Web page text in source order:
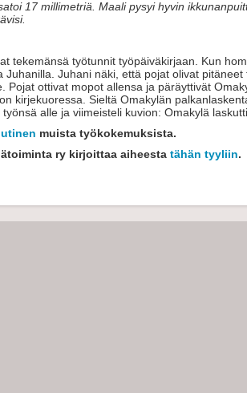
17 millimetriä. Maali pysyi hyvin
tekemänsä työtunnit työpäiväkirjaan. Kun
Juhanilla. Juhani näki, että pojat olivat
Pojat ottivat mopot allensa ja päräyttivät
kirjekuoressa. Sieltä Omakylän
alle ja viimeisteli kuvion: Omakylä
muista työkokemuksista.
ry kirjoittaa aiheesta tähän tyyliin.